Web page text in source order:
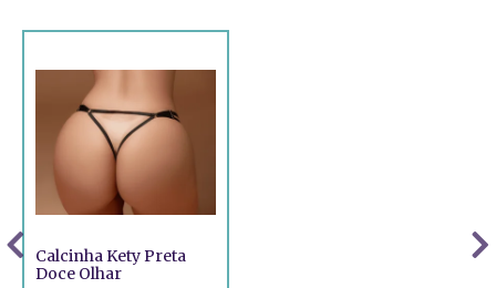
Calcinha Kety Preta
Doce Olhar